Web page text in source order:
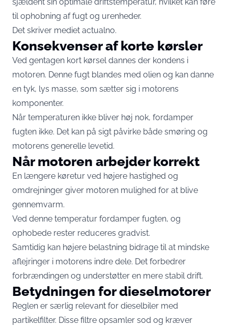
til ophobning af fugt og urenheder.
Det skriver mediet actualno.
Konsekvenser af korte kørsler
Ved gentagen kort kørsel dannes der kondens i
motoren. Denne fugt blandes med olien og kan danne
en tyk, lys masse, som sætter sig i motorens
komponenter.
Når temperaturen ikke bliver høj nok, fordamper
fugten ikke. Det kan på sigt påvirke både smøring og
motorens generelle levetid.
Når motoren arbejder korrekt
En længere køretur ved højere hastighed og
omdrejninger giver motoren mulighed for at blive
gennemvarm.
Ved denne temperatur fordamper fugten, og
ophobede rester reduceres gradvist.
Samtidig kan højere belastning bidrage til at mindske
aflejringer i motorens indre dele. Det forbedrer
forbrændingen og understøtter en mere stabil drift.
Betydningen for dieselmotorer
Reglen er særlig relevant for dieselbiler med
partikelfilter. Disse filtre opsamler sod og kræver